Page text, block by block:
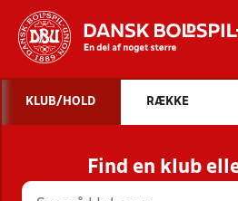
STILLINGER,
HOLD
KLUB/HOLD RÆKKE
Find en klub